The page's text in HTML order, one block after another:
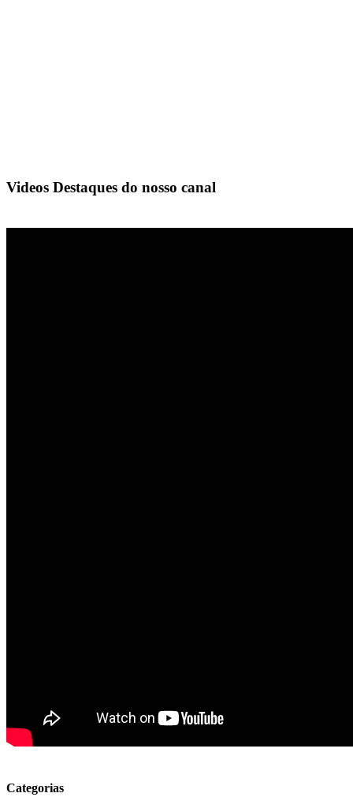
Videos Destaques do nosso canal
Categorias